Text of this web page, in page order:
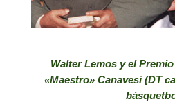
Walter Lemos y el
«Maestro» Canavesi (DT